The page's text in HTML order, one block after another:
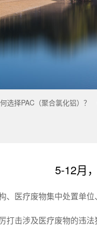
选择PAC（聚合氯化铝）？
5-12月
、医疗废物集中处置单
打击涉及医疗废物的违